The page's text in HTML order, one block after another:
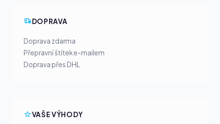
DOPRAVA
Doprava zdarma
Přepravní štítek e-mailem
Doprava přes DHL
VAŠE VÝHODY